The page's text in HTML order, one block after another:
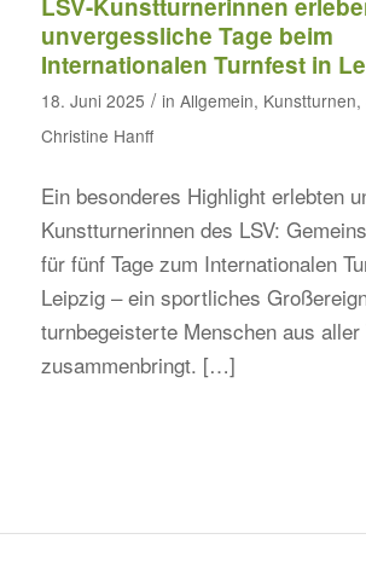
LSV-Kunstturnerinnen
unvergessliche Tage beim
Internationalen Turnfest in
18. Juni 2025 / in Allgemein, Kunstturnen,
Christine Hanff
Ein besonderes Highlight erlebten
Kunstturnerinnen des LSV:
für fünf Tage zum Internationalen
Leipzig – ein sportliches
turnbegeisterte Menschen aus aller
zusammenbringt. […]